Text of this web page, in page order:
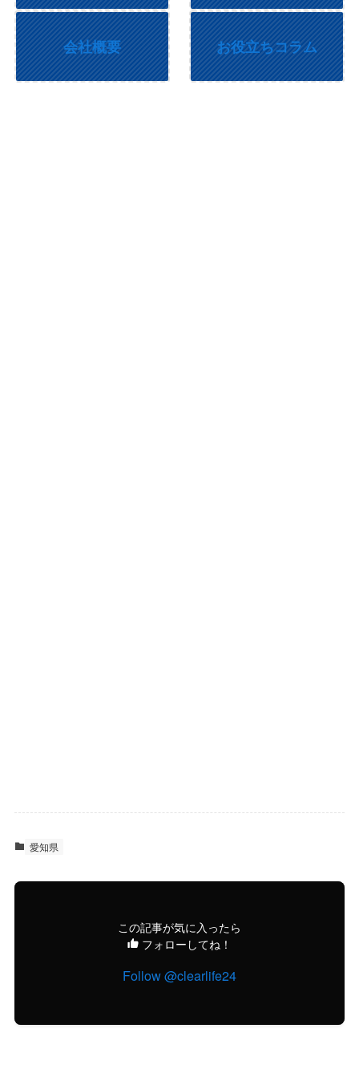
会社概要 お役立ちコラム
愛知県
この記事が気に入ったら
フォローしてね！
Follow @clearlife24